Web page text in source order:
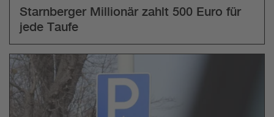
Starnberger Millionär zahlt 500 Euro für
jede Taufe